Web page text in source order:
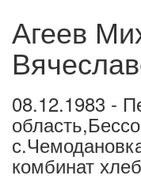
Агеев
08.12.1983 -
комбинат